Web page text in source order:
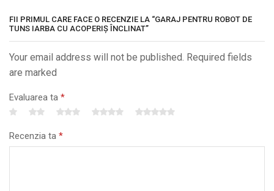
FII PRIMUL CARE FACE O RECENZIE LA “GARAJ PENTRU ROBOT DE
TUNS IARBA CU ACOPERIȘ ÎNCLINAT”
Your email address will not be published. Required fields
are marked
Evaluarea ta *
Recenzia ta *